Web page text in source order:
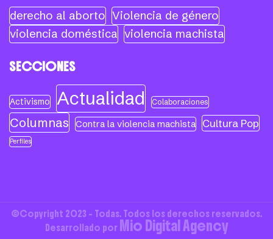
derecho al aborto Violencia de género
violencia doméstica violencia machista
SECCIONES
Activismo Actualidad Colaboraciones
Columnas Contra la violencia machista Cultura Pop
Perfiles
©Copyright 2023 - Todas. Todos los derechos reservados.
Desarrollado por Mio Digital Agency